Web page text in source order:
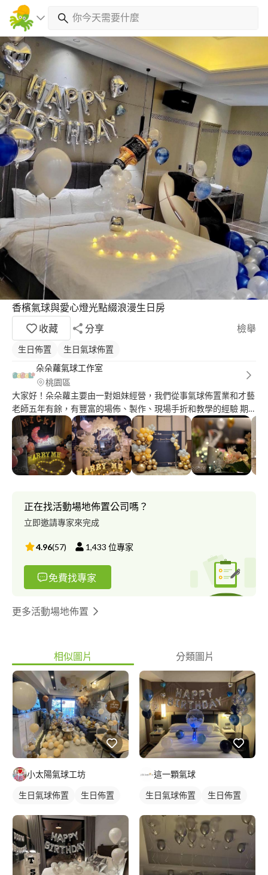
香檳氣球與愛心燈光點綴浪漫生日房
收藏
分享 檢舉
生日佈置
生日氣球佈置
朵朵蘿氣球工作室
桃園區
大家好！朵朵蘿主要由一對姐妹經營，我們從事氣球佈置業和才藝
老師五年有餘，有豐富的場佈、製作、現場手折和教學的經驗 期
望大家可以因為佈置的空間而感到幸福～！我們也客製只屬於自己
和重要的人的專屬佈置唷? ⧑ 氣球佈置 開幕、周歲、慶生、求婚、
派對 ⧒ 客製氣球禮品 氣球花束、造型手折氣球、波波球、泡泡
球、人氣卡通氣球 ⧑ 現場手折氣球 ⧒ 氣球教學 ⧑ 空飄氣球 各式
乳膠、鋁箔、波波球、耐久球 自取與外送（車資另計） ⧒求婚影
正在找活動場地佈置公司嗎？
立即邀請專家來完成
4.96(57) 1,433 位專家
免費找專家
更多活動場地佈置
相似圖片 分類圖片
小太陽氣球工坊
生日氣球佈置 生日佈置
這一顆氣球
生日氣球佈置 生日佈置